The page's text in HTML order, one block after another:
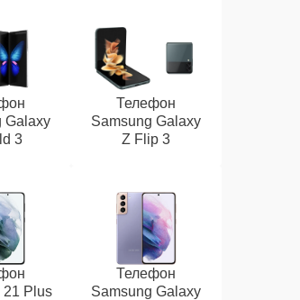
Galaxy
3
Телефон
Samsung Galaxy
Z Flip 3
21 Plus
Телефон
Samsung Galaxy